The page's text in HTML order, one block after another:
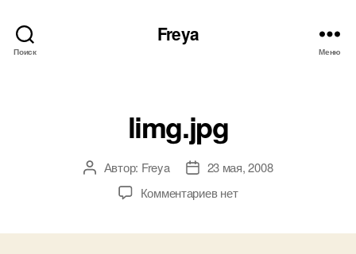
Поиск
Freya
Меню
limg.jpg
Автор
записи
Автор: Freya
Дата23 мая, 2008
Комментариевк
нет